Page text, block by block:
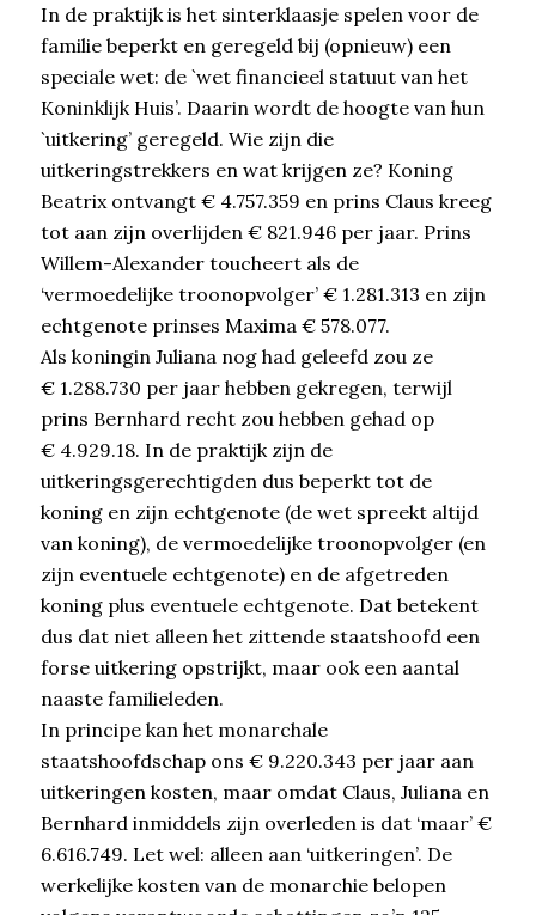
In de praktijk is het sinterklaasje spelen voor de
familie beperkt en geregeld bij (opnieuw) een
speciale wet: de `wet financieel statuut van het
Koninklijk Huis’. Daarin wordt de hoogte van hun
`uitkering’ geregeld. Wie zijn die
uitkeringstrekkers en wat krijgen ze? Koning
Beatrix ontvangt € 4.757.359 en prins Claus kreeg
tot aan zijn overlijden € 821.946 per jaar. Prins
Willem-Alexander toucheert als de
‘vermoedelijke troonopvolger’ € 1.281.313 en zijn
echtgenote prinses Maxima € 578.077.
Als koningin Juliana nog had geleefd zou ze
€ 1.288.730 per jaar hebben gekregen, terwijl
prins Bernhard recht zou hebben gehad op
€ 4.929.18. In de praktijk zijn de
uitkeringsgerechtigden dus beperkt tot de
koning en zijn echtgenote (de wet spreekt altijd
van koning), de vermoedelijke troonopvolger (en
zijn eventuele echtgenote) en de afgetreden
koning plus eventuele echtgenote. Dat betekent
dus dat niet alleen het zittende staatshoofd een
forse uitkering opstrijkt, maar ook een aantal
naaste familieleden.
In principe kan het monarchale
staatshoofdschap ons € 9.220.343 per jaar aan
uitkeringen kosten, maar omdat Claus, Juliana en
Bernhard inmiddels zijn overleden is dat ‘maar’ €
6.616.749. Let wel: alleen aan ‘uitkeringen’. De
werkelijke kosten van de monarchie belopen